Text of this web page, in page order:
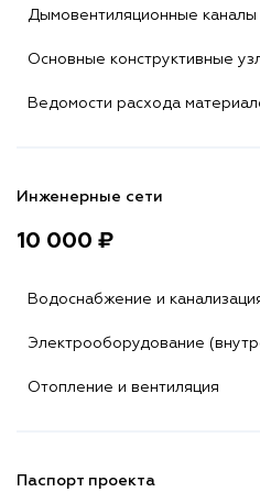
Дымовентиляционные каналы
Основные конструктивные
Ведомости расхода
Инженерные сети
10 000 ₽
Водоснабжение и
Электрооборудование
Отопление и вентиляция
Паспорт проекта